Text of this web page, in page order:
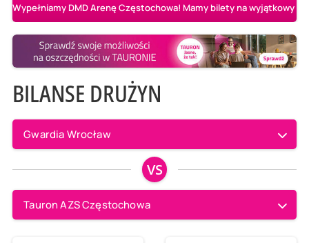
Wypełniamy DMD Arenę Częstochowa! Mamy bilety na wyjątkowy
BILANSE DRUŻYN
Gwardia Wrocław
VS
Tauron AZS Częstochowa